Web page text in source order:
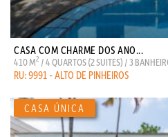
CASA COM CHARME DOS ANO...
410 M2 / 4 QUARTOS (2 SUITES) / 3
RU: 9991 - ALTO DE PINHEIROS